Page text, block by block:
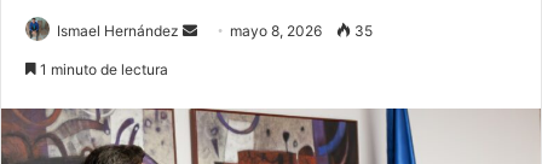
Ismael Hernández
Send mayo 8, 2026 35
1 minuto de lectura